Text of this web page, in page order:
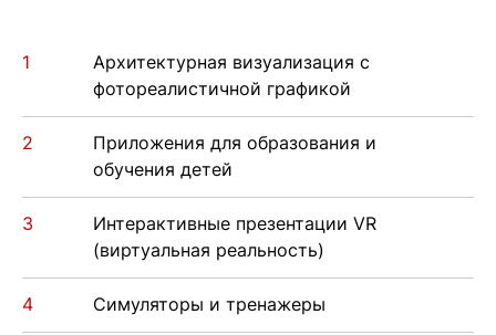
Архитектурная визуализация с
фотореалистичной графикой
Приложения для образования и
обучения детей
Интерактивные презентации VR
(виртуальная реальность)
Симуляторы и тренажеры